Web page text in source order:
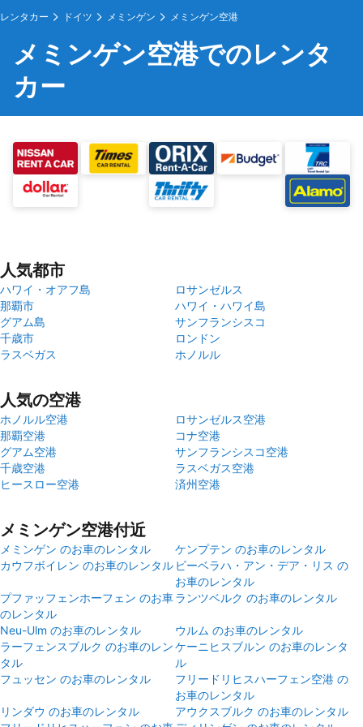
レンタカー ドイツ メミンゲン メミンゲン空港
メミンゲン空港でのレンタ
カー
人気都市
ハワイ・オアフ島
ロサンゼルス
那覇市
ハワイ・ハワイ島
グアム島
サンフランシスコ
千歳市
ロンドン
ラスベガス
ホノルル
人気の空港
ホノルル空港
ロサンゼルス空港
那覇空港
コナ空港
グアム空港
サンフランシスコ空港
千歳空港
ラスベガス空港
ヒースロー空港
済州空港
メミンゲン空港付近
メミンゲン のお車のレンタル
ケンプテン のお車のレンタル
カウフボイレン のお車のレンタル ビーベラハ・アン・デア・リス の
お車のレンタル
プファッフェンホーフェン のお車
のレンタル
ランツベルク のお車のレンタル
Neu-Ulm のお車のレンタル
ウルム のお車のレンタル
ラーフェンスブルク のお車のレン
タル
ケーニヒスブルン のお車のレンタ
ル
フュッセン のお車のレンタル
フリードリヒスハーフェン空港 の
お車のレンタル
リンダウ のお車のレンタル
アウクスブルク のお車のレンタル